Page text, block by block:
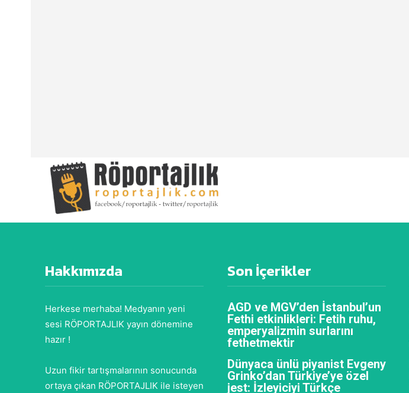
Hakkımızda
Herkese merhaba! Medyanın yeni
sesi RÖPORTAJLIK yayın dönemine
hazır !
Uzun fikir tartışmalarının sonucunda
ortaya çıkan RÖPORTAJLIK ile isteyen
Son İçerikler
AGD ve MGV’den İstanbul’un
Fethi etkinlikleri: Fetih ruhu,
emperyalizmin surlarını
fethetmektir
Dünyaca ünlü piyanist Evgeny
Grinko’dan Türkiye’ye özel
jest: İzleyiciyi Türkçe